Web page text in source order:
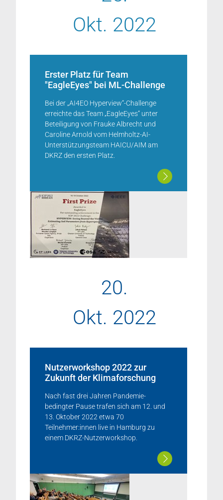
Okt. 2022
Erster Platz für Team
"EagleEyes" bei ML-Challenge
Bei der „AI4EO Hyperview“-Challenge
erreichte das Team „EagleEyes“ unter
Beteiligung von Frauke Albrecht und
Caroline Arnold vom Helmholtz-AI-
Unterstützungsteam HAICU/AIM am
DKRZ den ersten Platz.
20.
Okt. 2022
Nutzerworkshop 2022 zur
Zukunft der Klimaforschung
Nach fast drei Jahren Pandemie-
bedingter Pause trafen sich am 12. und
13. Oktober 2022 etwa 70
Teilnehmer:innen live in Hamburg zu
einem DKRZ-Nutzerworkshop.